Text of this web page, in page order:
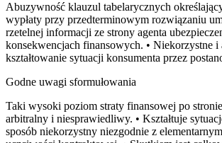
Abuzywność klauzul tabelarycznych
wypłaty przy przedterminowym rozwiązaniu
rzetelnej informacji ze strony agenta
konsekwencjach finansowych. • Niekorzystne i
kształtowanie sytuacji konsumenta przez
Godne uwagi sformułowania
Taki wysoki poziom straty finansowej po
arbitralny i niesprawiedliwy. • Kształtuje
sposób niekorzystny niezgodnie z